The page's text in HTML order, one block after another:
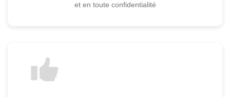
et en toute confidentialité